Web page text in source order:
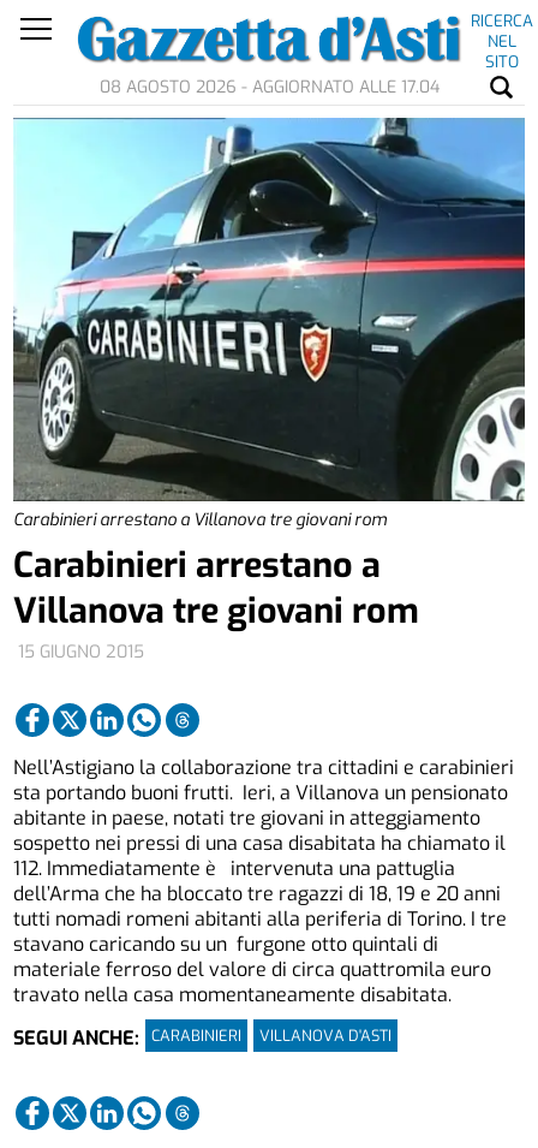
RICERCA
NEL
SITO
08 AGOSTO 2026 - AGGIORNATO ALLE 17.04
Carabinieri arrestano a Villanova tre giovani rom
15 GIUGNO 2015
Carabinieri arrestano a
Villanova tre giovani rom
Nell’Astigiano la collaborazione tra cittadini e carabinieri
sta portando buoni frutti. Ieri, a Villanova un pensionato
abitante in paese, notati tre giovani in atteggiamento
sospetto nei pressi di una casa disabitata ha chiamato il
112. Immediatamente è intervenuta una pattuglia
dell’Arma che ha bloccato tre ragazzi di 18, 19 e 20 anni
tutti nomadi romeni abitanti alla periferia di Torino. I tre
stavano caricando su un furgone otto quintali di
materiale ferroso del valore di circa quattromila euro
travato nella casa momentaneamente disabitata.
SEGUI ANCHE:
CARABINIERI VILLANOVA D'ASTI